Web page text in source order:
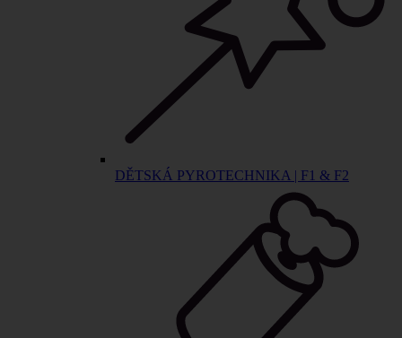
DĚTSKÁ PYROTECHNIKA | F1 & F2